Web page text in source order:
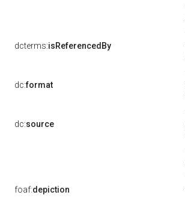
dcterms:isReferencedBy
dc:format
dc:source
foaf:depiction